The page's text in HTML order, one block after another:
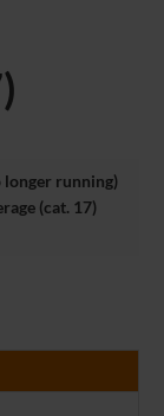
longer running)
(cat. 17)